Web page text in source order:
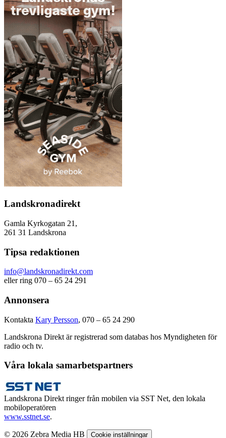
Landskronadirekt
Gamla Kyrkogatan 21,
261 31 Landskrona
Tipsa redaktionen
info@landskronadirekt.com
eller ring 070 – 65 24 291
Annonsera
Kontakta Kary Persson, 070 – 65 24 290
Landskrona Direkt är registrerad som databas hos Myndigheten för
radio och tv.
Våra lokala samarbetspartners
Landskrona Direkt ringer från mobilen via SST Net, den lokala
mobiloperatören
www.sstnet.se.
© 2026 Zebra Media HB Cookie inställningar